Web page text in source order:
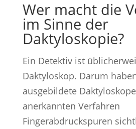
Wer macht die
im Sinne der
Daktyloskopie?
Ein Detektiv ist
Daktyloskop. Darum
ausgebildete
anerkannten Verfahren
Fingerabdruckspuren